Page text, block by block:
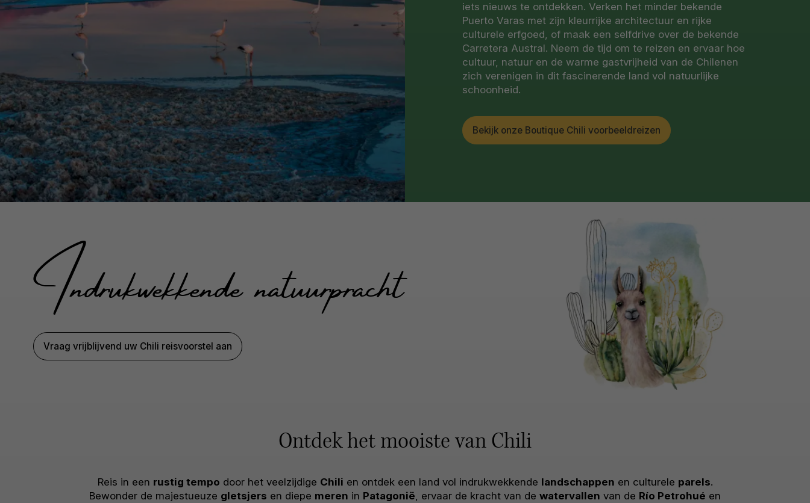
iets nieuws te ontdekken. Verken het minder bekende
Puerto Varas met zijn kleurrijke architectuur en rijke
culturele erfgoed, of maak een selfdrive over de bekende
Carretera Austral. Neem de tijd om te reizen en ervaar hoe
cultuur, natuur en de warme gastvrijheid van de Chilenen
zich verenigen in dit fascinerende land vol natuurlijke
schoonheid.
Bekijk onze Boutique Chili voorbeeldreizen
Indrukwekkende natuurpracht
Vraag vrijblijvend uw Chili reisvoorstel aan
Ontdek het mooiste van Chili
Reis in een rustig tempo door het veelzijdige Chili en ontdek een land vol indrukwekkende landschappen en culturele parels.
Bewonder de majestueuze gletsjers en diepe meren in Patagonië, ervaar de kracht van de watervallen van de Río Petrohué en